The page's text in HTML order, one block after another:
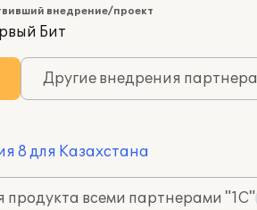
внедрение/проект
Бит
Другие внедрения партнера
8 для Казахстана
продукта всеми партнерами "1С"